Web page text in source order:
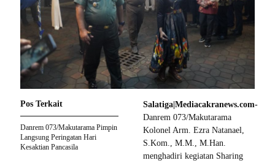
Salatiga|Mediacakranews.com-
Danrem 073/Makutarama
Kolonel Arm. Ezra Natanael,
S.Kom., M.M., M.Han.
menghadiri kegiatan Sharing
Pos Terkait
Danrem 073/Makutarama Pimpin
Langsung Peringatan Hari
Kesaktian Pancasila